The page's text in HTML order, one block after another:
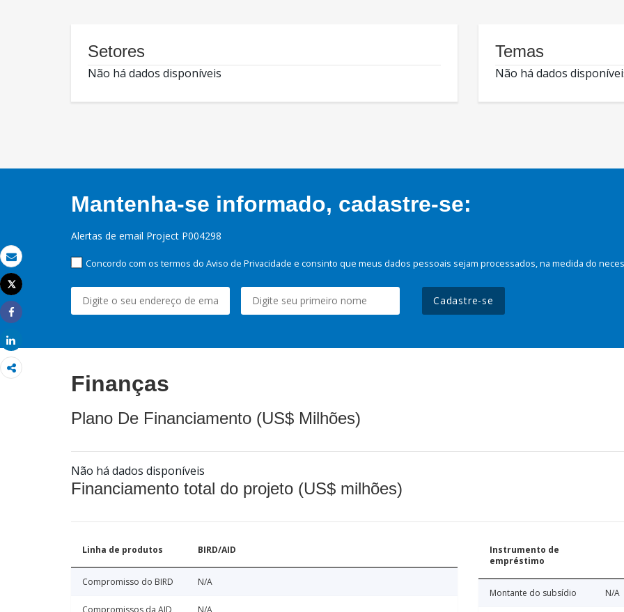
Email
Imprimir
Tweet
Share
Setores
Não há dados disponíveis
Temas
Não há dados
Mantenha-se informado, cadastre-se:
Alertas de email Project P004298
Concordo com os termos do Aviso de Privacidade e consinto que meus dados pessoais sejam processados, na medida do
Cadastre-se
Finanças
Plano De Financiamento (US$ Milhões)
Não há dados disponíveis
Financiamento total do projeto (US$ milhões)
Linha de produtos BIRD/AID
Compromisso do BIRD N/A
Instrumento de
empréstimo
Montante do subsídio N/A